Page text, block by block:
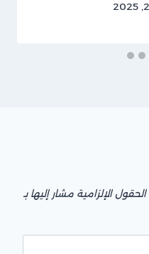
الحقول الإلزامية مشار إليها بـ